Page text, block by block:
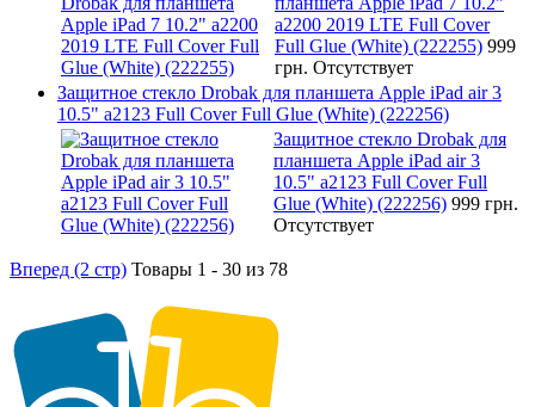
a2200 2019 LTE Full Cover
Full Glue (White) (222255) 999
грн. Отсутствует
Защитное стекло Drobak для планшета Apple iPad air 3
10.5" a2123 Full Cover Full Glue (White) (222256)
Защитное стекло Drobak для
планшета Apple iPad air 3
10.5" a2123 Full Cover Full
Glue (White) (222256) 999 грн.
Отсутствует
Вперед (2 стр) Товары 1 - 30 из 78